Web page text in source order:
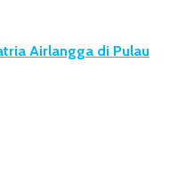
Airlangga di Pulau